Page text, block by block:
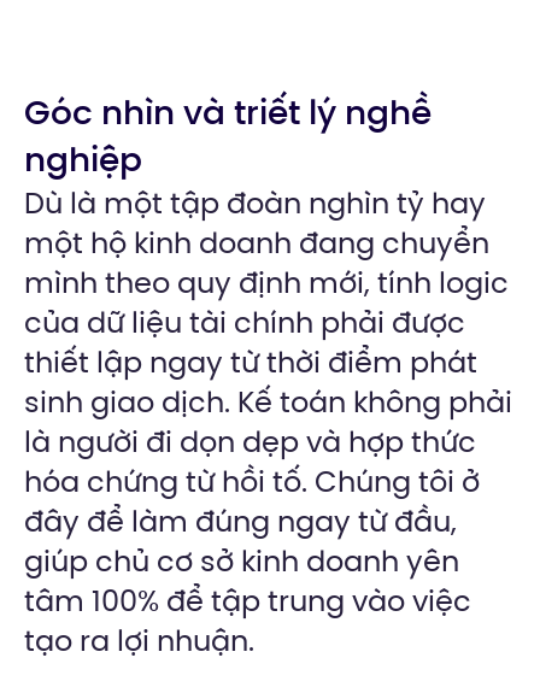
Góc nhìn và triết lý nghề
nghiệp
Dù là một tập đoàn nghìn tỷ hay
một hộ kinh doanh đang chuyển
mình theo quy định mới, tính logic
của dữ liệu tài chính phải được
thiết lập ngay từ thời điểm phát
sinh giao dịch. Kế toán không phải
là người đi dọn dẹp và hợp thức
hóa chứng từ hồi tố. Chúng tôi ở
đây để làm đúng ngay từ đầu,
giúp chủ cơ sở kinh doanh yên
tâm 100% để tập trung vào việc
tạo ra lợi nhuận.